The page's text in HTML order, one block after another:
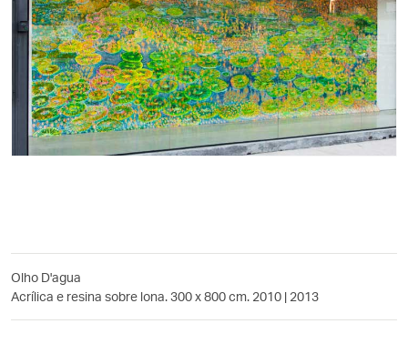
Olho D'agua
Acrílica e resina sobre lona. 300 x 800 cm. 2010 | 2013